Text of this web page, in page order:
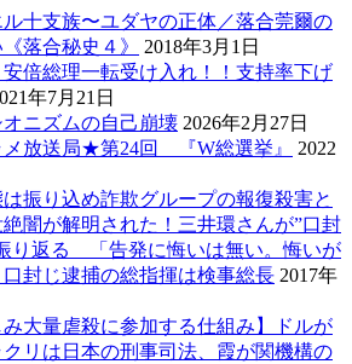
十支族〜ユダヤの正体／落合莞爾の
落合秘史４》
2018年3月1日
倍総理一転受け入れ！！支持率下げ
年7月21日
ニズムの自己崩壊 2026年2月27日
メ放送局★第24回 『W総選挙』
2022
振り込め詐欺グループの報復殺害と
闇が解明された！三井環さんが”口封
り返る 「告発に悔いは無い。悔いが
封じ逮捕の総指揮は検事総長 2017年
み大量虐殺に参加する仕組み】ドルが
リは日本の刑事司法、霞が関機構の